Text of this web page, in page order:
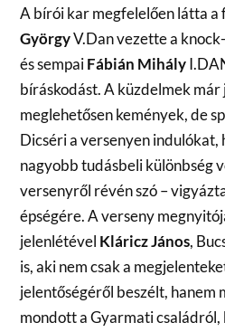
A bírói kar megfelelően látta
GyörgyV.Dan vezette a
és sempaiFábián Mihály
bíráskodást. A küzdelmek
meglehetősen kemények, de
Dicséri a versenyen indulókat,
nagyobb tudásbeli különbség
versenyről révén szó –
épségére. A verseny
jelenlétével Kláricz János,
is, aki nem csak a
jelentőségéről beszélt, hanem
mondott a Gyarmati családról,